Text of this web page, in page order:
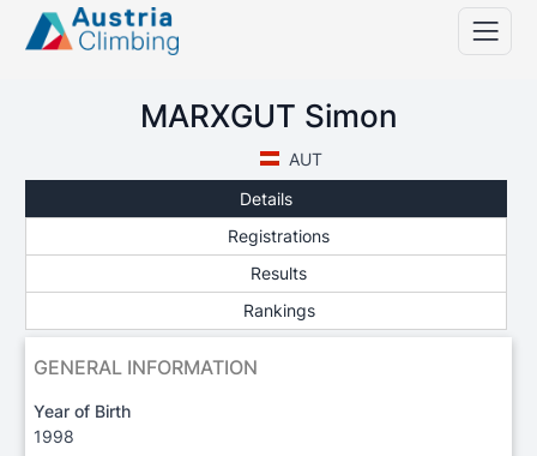
MARXGUT Simon
AUT
Details
Registrations
Results
Rankings
GENERAL INFORMATION
Year of Birth
1998